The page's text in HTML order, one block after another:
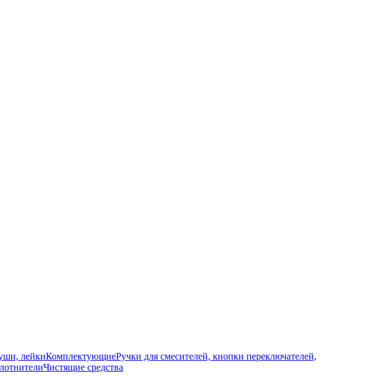
лейкиКомплектующиеРучки для смесителей, кнопки переключателей,
Чистящие средства